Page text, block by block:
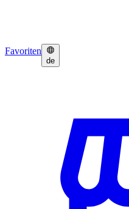
Favoriten
de